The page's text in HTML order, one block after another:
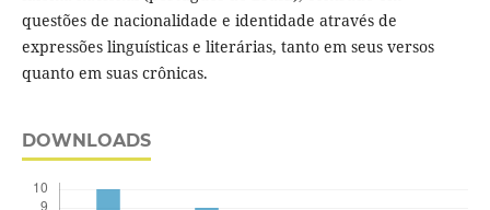
questões de nacionalidade e identidade através de
expressões linguísticas e literárias, tanto em seus versos
quanto em suas crônicas.
DOWNLOADS